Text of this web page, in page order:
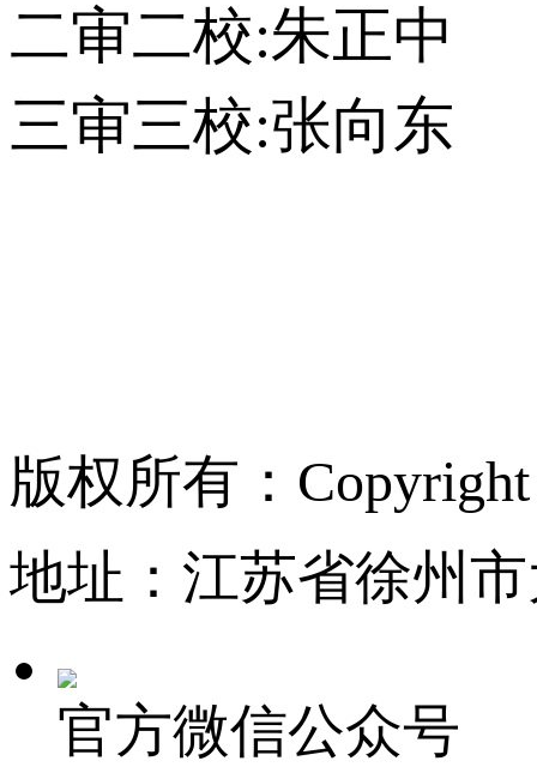
二审二校:朱正中
三审三校:张向东
版权所有：
地址：江苏省徐州
官方微信公众号